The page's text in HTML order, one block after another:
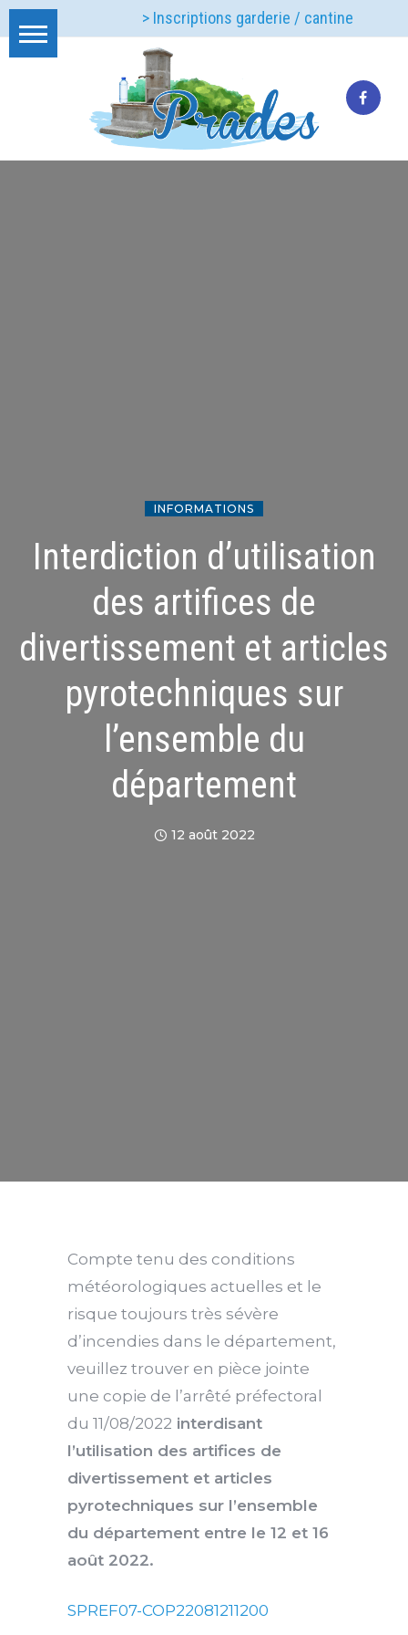
> Inscriptions garderie / cantine
INFORMATIONS
Interdiction d’utilisation
des artifices de
divertissement et articles
pyrotechniques sur
l’ensemble du
département
12 août 2022
Compte tenu des conditions
météorologiques actuelles et le
risque toujours très sévère
d’incendies dans le département,
veuillez trouver en pièce jointe
une copie de l’arrêté préfectoral
du 11/08/2022 interdisant
l’utilisation des artifices de
divertissement et articles
pyrotechniques sur l’ensemble
du département entre le 12 et 16
août 2022.
SPREF07-COP22081211200